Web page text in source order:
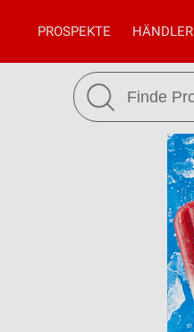
PROSPEKTE HÄNDLER